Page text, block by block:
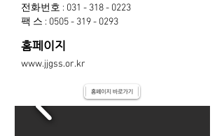
전화번호 : 031 - 318 - 0223
팩 스 : 0505 - 319 - 0293
홈페이지
www.jjgss.or.kr